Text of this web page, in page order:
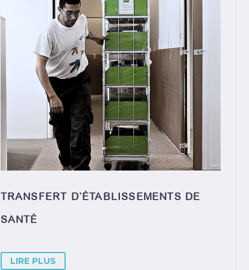
TRANSFERT D’ÉTABLISSEMENTS DE
SANTÉ
LIRE PLUS